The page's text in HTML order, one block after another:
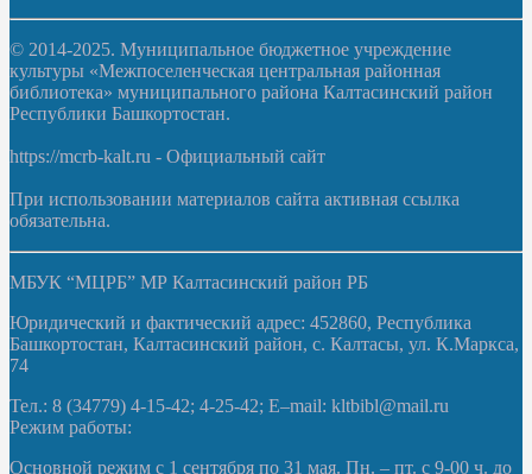
© 2014-2025. Муниципальное бюджетное учреждение
культуры «Межпоселенческая центральная районная
библиотека» муниципального района Калтасинский район
Республики Башкортостан.
https://mcrb-kalt.ru - Официальный сайт
При использовании материалов сайта активная ссылка
обязательна.
МБУК “МЦРБ” МР Калтасинский район РБ
Юридический и фактический адрес: 452860, Республика
Башкортостан, Калтасинский район, с. Калтасы, ул. К.Маркса,
74
Тел.: 8 (34779) 4-15-42; 4-25-42; E–mail: kltbibl@mail.ru
Режим работы:
Основной режим с 1 сентября по 31 мая. Пн. – пт. с 9-00 ч. до